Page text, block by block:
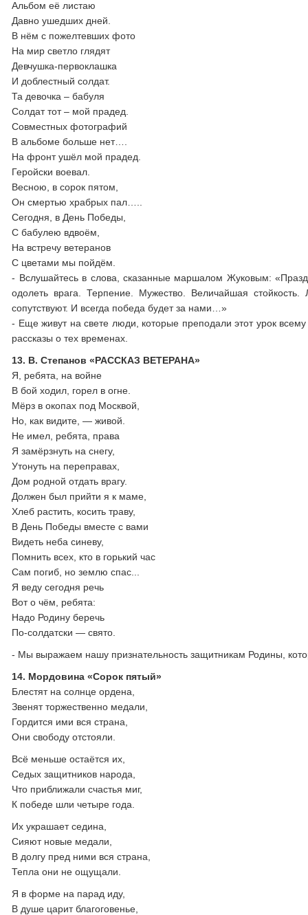
Альбом её листаю
Давно ушедших дней.
В нём с пожелтевших фото
На мир светло глядят
Девчушка-первоклашка
И доблестный солдат.
Та девочка – бабуля
Солдат тот – мой прадед.
Совместных фотографий
В альбоме больше нет….
На фронт ушёл мой прадед.
Геройски воевал.
Весною, в сорок пятом,
Он смертью храбрых пал…..
Сегодня, в День Победы,
С бабулею вдвоём,
На встречу ветеранов
С цветами мы пойдём.
- Вслушайтесь в слова, сказанные маршалом Жуковым:
одолеть врага. Терпение. Мужество. Величайшая
сопутствуют. И всегда победа будет за нами…»
- Еще живут на свете люди, которые преподали этот урок
рассказы о тех временах.
13. В. Степанов «РАССКАЗ ВЕТЕРАНА»
Я, ребята, на войне
В бой ходил, горел в огне.
Мёрз в окопах под Москвой,
Но, как видите, — живой.
Не имел, ребята, права
Я замёрзнуть на снегу,
Утонуть на переправах,
Дом родной отдать врагу.
Должен был прийти я к маме,
Хлеб растить, косить траву,
В День Победы вместе с вами
Видеть неба синеву,
Помнить всех, кто в горький час
Сам погиб, но землю спас...
Я веду сегодня речь
Вот о чём, ребята:
Надо Родину беречь
По-солдатски — свято.
- Мы выражаем нашу признательность защитникам Родины,
14. Мордовина «Сорок пятый»
Блестят на солнце ордена,
Звенят торжественно медали,
Гордится ими вся страна,
Они свободу отстояли.
Всё меньше остаётся их,
Седых защитников народа,
Что приближали счастья миг,
К победе шли четыре года.
Их украшает седина,
Сияют новые медали,
В долгу пред ними вся страна,
Тепла они не ощущали.
Я в форме на парад иду,
В душе царит благоговенье,